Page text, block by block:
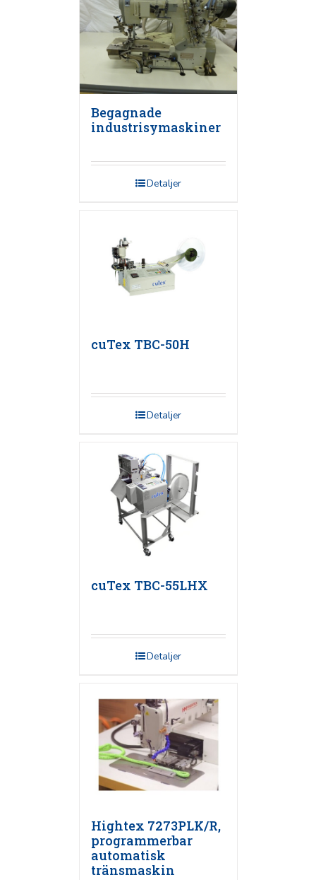
Begagnade
industrisymaskiner
Detaljer
cuTex TBC-50H
Detaljer
cuTex TBC-55LHX
Detaljer
Hightex 7273PLK/R,
programmerbar
automatisk
tränsmaskin